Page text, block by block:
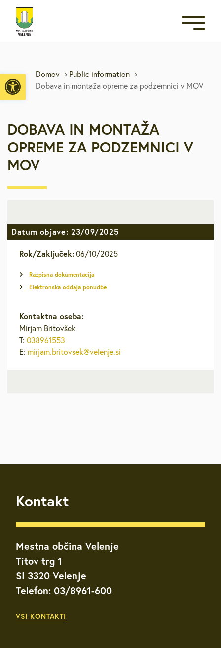
Open toolbar
Domov
Public information
Dobava in montaža opreme za podzemnici v MOV
DOBAVA IN MONTAŽA
OPREME ZA PODZEMNICI V
MOV
Datum objave: 23/09/2025
Rok/Zaključek: 06/10/2025
Razpisna dokumentacija
Elektronska oddaja ponudbe
Kontaktna oseba:
Mirjam Britovšek
T: 038961553
E: mirjam.britovsek@velenje.si
Kontakt
Mestna občina Velenje
Titov trg 1
SI 3320 Velenje
Telefon: 03/8961-600
VSI KONTAKTI